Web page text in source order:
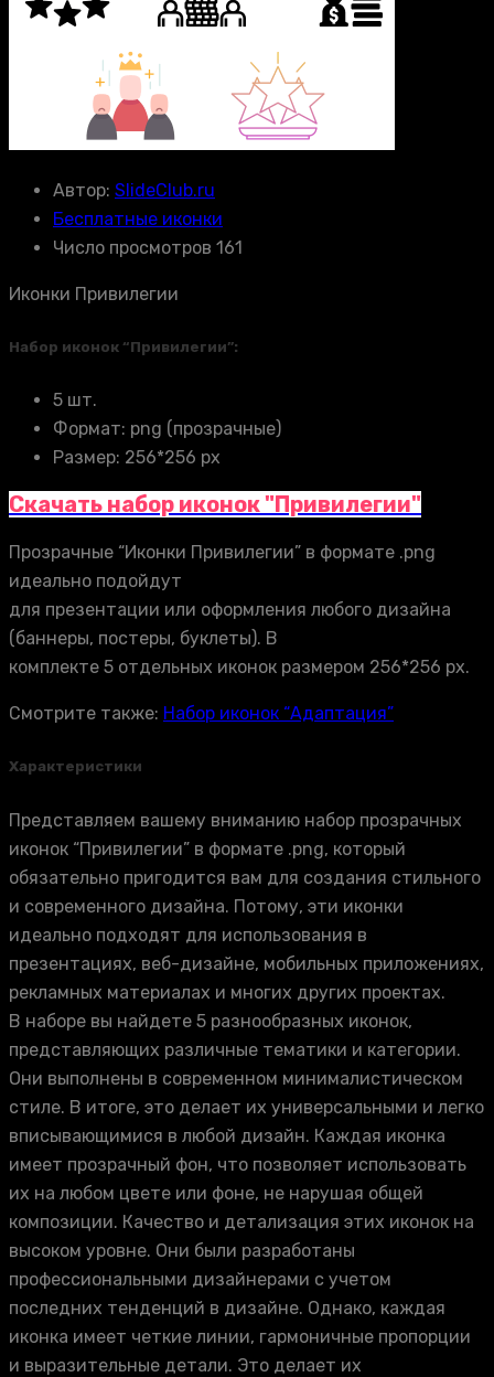
Автор: SlideClub.ru
Бесплатные иконки
Число просмотров 161
Иконки Привилегии
Набор иконок “Привилегии”:
5 шт.
Формат: png (прозрачные)
Размер: 256*256 px
Скачать набор иконок "Привилегии"
Прозрачные “Иконки Привилегии” в формате .png
идеально подойдут
для презентации или оформления любого дизайна
(баннеры, постеры, буклеты). В
комплекте 5 отдельных иконок размером 256*256 px.
Смотрите также: Набор иконок “Адаптация”
Характеристики
Представляем вашему вниманию набор прозрачных
иконок “Привилегии” в формате .png, который
обязательно пригодится вам для создания стильного
и современного дизайна. Потому, эти иконки
идеально подходят для использования в
презентациях, веб-дизайне, мобильных приложениях,
рекламных материалах и многих других проектах.
В наборе вы найдете 5 разнообразных иконок,
представляющих различные тематики и категории.
Они выполнены в современном минималистическом
стиле. В итоге, это делает их универсальными и легко
вписывающимися в любой дизайн. Каждая иконка
имеет прозрачный фон, что позволяет использовать
их на любом цвете или фоне, не нарушая общей
композиции. Качество и детализация этих иконок на
высоком уровне. Они были разработаны
профессиональными дизайнерами с учетом
последних тенденций в дизайне. Однако, каждая
иконка имеет четкие линии, гармоничные пропорции
и выразительные детали. Это делает их